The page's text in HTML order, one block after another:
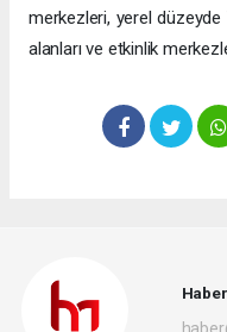
merkezleri, yerel
alanları ve etkinlik